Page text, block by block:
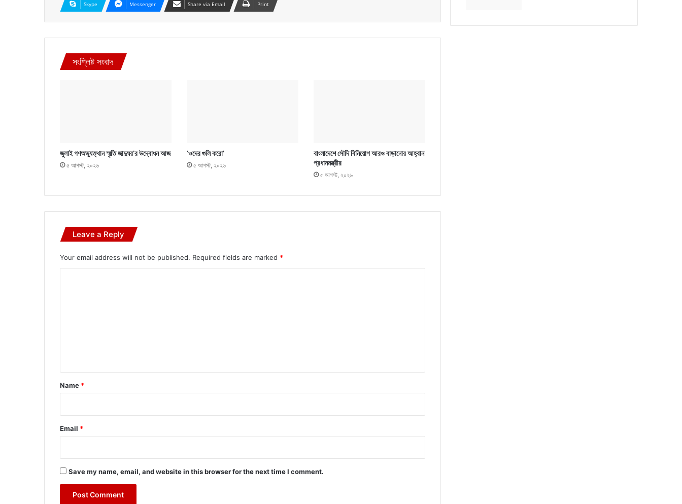
Skype Messenger Share via Email Print
সংশ্লিষ্ট সংবাদ
জুলাই গণঅভ্যুত্থান স্মৃতি জাদুঘর’র উদ্বোধন আজ
৫ আগস্ট, ২০২৬
‘ওদের গুলি করো’
৫ আগস্ট, ২০২৬
বাংলাদেশে সৌদি বিনিয়োগ আরও বাড়ানোর আহ্বান
প্রধানমন্ত্রীর
৫ আগস্ট, ২০২৬
Leave a Reply
Your email address will not be published. Required fields are marked *
*
Name *
Email *
Save my name, email, and website in this browser for the next time I comment.